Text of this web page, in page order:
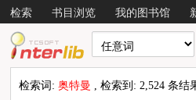
检索 书目浏览 我的图书馆
检索词:奥特曼 , 检索到: 2,524 条结